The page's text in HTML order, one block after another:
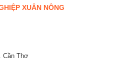
XUÂN NÔNG
Cần Thơ